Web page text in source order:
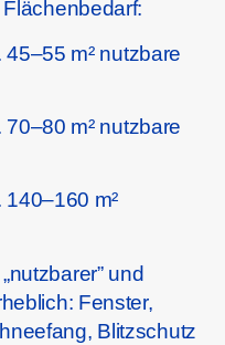
m² nutzbare
m² nutzbare
m²
und
Fenster,
Blitzschutz